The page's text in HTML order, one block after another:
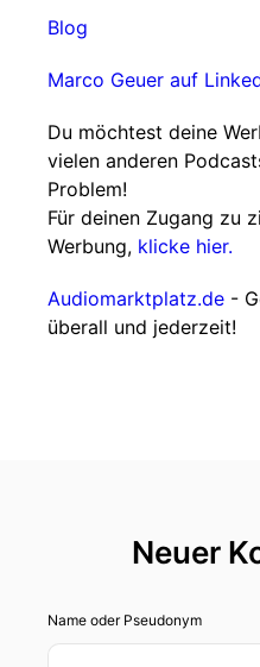
Blog
Marco Geuer auf
Du möchtest deine
vielen anderen
Problem!
Für deinen Zugang zu
Werbung, klicke hier.
Audiomarktplatz.de -
überall und jederzeit!
Neuer
Name oder Pseudonym